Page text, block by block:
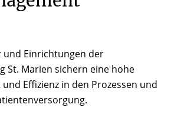
und Einrichtungen der
St. Marien sichern eine hohe
Effizienz in den Prozessen und